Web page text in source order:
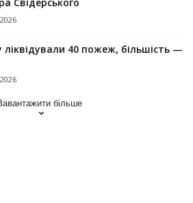
40 пожеж, більшість —
більше